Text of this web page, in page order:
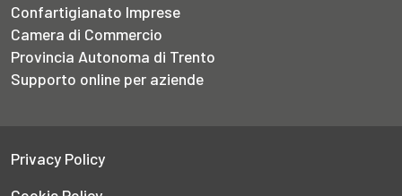
Confartigianato Imprese
Camera di Commercio
Provincia Autonoma di Trento
Supporto online per aziende
Privacy Policy